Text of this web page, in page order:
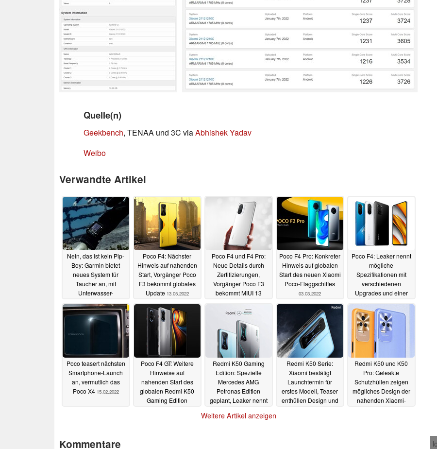
Quelle(n)
Geekbench, TENAA und 3C viaAbhishek Yadav
Weibo
Verwandte Artikel
Nein, das ist kein Pip-
Boy: Garmin bietet
neues System für
Taucher an, mit
Unterwasser-
Farbdisplay19.11.2024
Poco F4: Nächster
Hinweis auf nahenden
Start, Vorgänger Poco
F3 bekommt globales
Update 13.05.2022
Poco F4 und F4 Pro:
Neue Details durch
Zertifizierungen,
Vorgänger Poco F3
bekommt MIUI 13
1210.03.2022
Poco F4 Pro: Konkreter
Hinweis auf globalen
Start des neuen Xiaomi
Poco-Flaggschiffes
03.03.2022
Poco F4: Leaker nennt
mögliche
Spezifikationen mit
verschiedenen
Upgrades und einer
28.02.2022
Poco teasert nächsten
Smartphone-Launch
an, vermutlich das
Poco X4 15.02.2022
Poco F4 GT: Weitere
Hinweise auf
nahenden Start des
globalen Redmi K50
Gaming Edition
Redmi K50 Gaming
Edition: Spezielle
Mercedes AMG
Petronas Edition
geplant, Leaker nennt
10.02.2022
Redmi K50 Serie:
Xiaomi bestätigt
Launchtermin für
erstes Modell, Teaser
enthüllen Design und
Redmi K50 und K50
Pro: Geleakte
Schutzhüllen zeigen
mögliches Design der
nahenden Xiaomi-
Weitere Artikel anzeigen
Kommentare